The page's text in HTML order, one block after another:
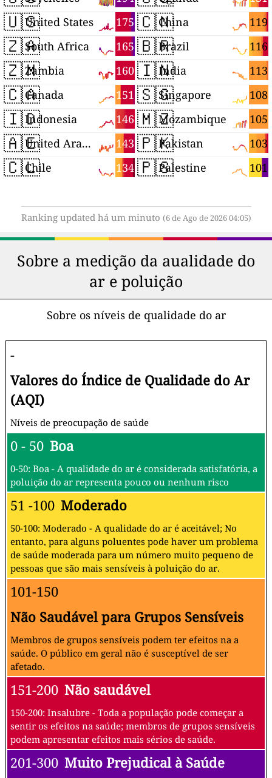
🇺🇸 175
United States
🇿🇦 165
South Africa
🇿🇲 160
Zambia
🇨🇦 151
Canada
🇮🇩 146
Indonesia
🇦🇪 143
United Arab Emirates
🇨🇱 134
Chile
🇨🇳 119
China
🇧🇷 116
Brazil
🇮🇳 113
India
🇸🇬 108
Singapore
🇲🇿 105
Mozambique
🇵🇰 103
Pakistan
🇵🇸 101
Palestine
Ranking updated há um minuto (6 de Ago de 2026 04:05)
Sobre a medição da aualidade do
ar e poluição
Sobre os níveis de qualidade do ar
-
Valores do Índice de Qualidade do Ar
(AQI)
Níveis de preocupação de saúde
0 - 50 Boa
0-50: Boa - A qualidade do ar é considerada satisfatória, a
poluição do ar representa pouco ou nenhum risco
51 -100 Moderado
50-100: Moderado - A qualidade do ar é aceitável; No
entanto, para alguns poluentes pode haver um problema
de saúde moderada para um número muito pequeno de
pessoas que são mais sensíveis à poluição do ar.
101-150
Não Saudável para Grupos Sensíveis
Membros de grupos sensíveis podem ter efeitos na a
saúde. O público em geral não é susceptível de ser
afetado.
151-200 Não saudável
150-200: Insalubre - Toda a população pode começar a
sentir os efeitos na saúde; membros de grupos sensíveis
podem apresentar efeitos mais sérios de saúde.
201-300 Muito Prejudical à Saúde